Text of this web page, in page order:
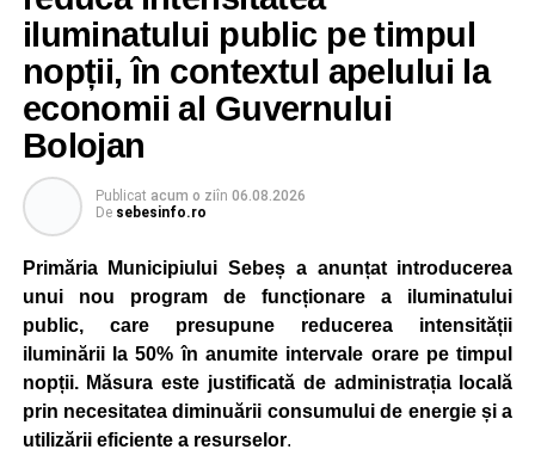
iluminatului public pe timpul
nopții, în contextul apelului la
economii al Guvernului
Bolojan
Publicat acum o ziîn 06.08.2026
De sebesinfo.ro
Primăria Municipiului Sebeș a anunțat introducerea
unui nou program de funcționare a iluminatului
public, care presupune reducerea intensității
iluminării la 50% în anumite intervale orare pe timpul
nopții. Măsura este justificată de administrația locală
prin necesitatea diminuării consumului de energie și a
utilizării eficiente a resurselor.